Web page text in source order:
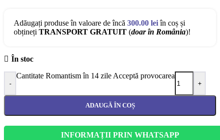
Adăugați produse în valoare de încă 300.00 leiîn coș și
obțineți TRANSPORT GRATUIT (doar în România)!
În stoc
-
Cantitate Romantism în 14 zile Acceptă provocarea
+
ADAUGĂ ÎN COȘ
INFORMAȚII PRIN WHATSAPP